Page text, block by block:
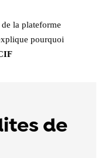
la plateforme
pourquoi
de